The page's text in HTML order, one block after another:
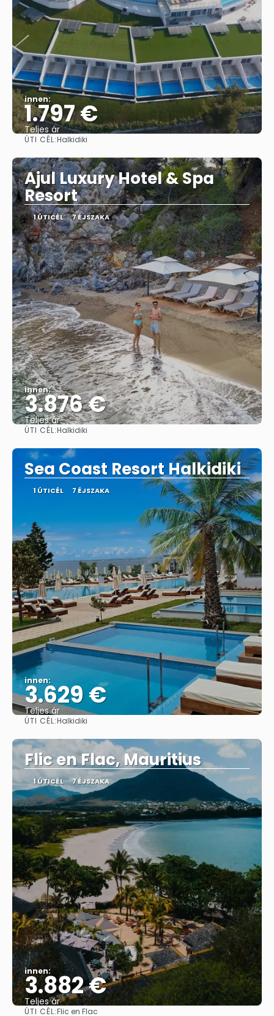
innen:
1.797 €
Teljes ár
ÚTI CÉL:Halkidiki
Ajul Luxury Hotel & Spa
Resort
1 ÚTICÉL 7 ÉJSZAKA
innen:
3.876 €
Teljes ár
ÚTI CÉL:Halkidiki
Sea Coast Resort Halkidiki
1 ÚTICÉL 7 ÉJSZAKA
innen:
3.629 €
Teljes ár
ÚTI CÉL:Halkidiki
Flic en Flac, Mauritius
1 ÚTICÉL 7 ÉJSZAKA
innen:
3.882 €
Teljes ár
ÚTI CÉL:Flic en Flac